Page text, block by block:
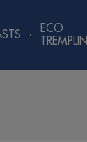
ECO
TREMPLIN